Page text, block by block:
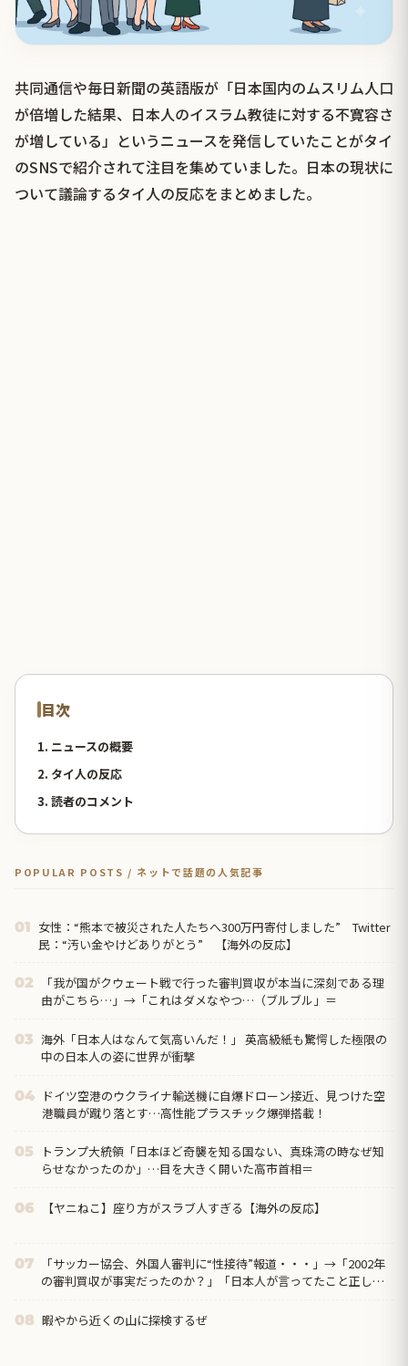
共同通信や毎日新聞の英語版が「日本国内のムスリム人口
が倍増した結果、日本人のイスラム教徒に対する不寛容さ
が増している」というニュースを発信していたことがタイ
のSNSで紹介されて注目を集めていました。日本の現状に
ついて議論するタイ人の反応をまとめました。
目次
1. ニュースの概要
2. タイ人の反応
3. 読者のコメント
POPULAR POSTS / ネットで話題の人気記事
01 女性：“熊本で被災された人たちへ300万円寄付しました” Twitter
民：“汚い金やけどありがとう” 【海外の反応】
02
「我が国がクウェート戦で行った審判買収が本当に深刻である理
由がこちら…」→「これはダメなやつ…（ブルブル」＝
03 海外「日本人はなんて気高いんだ！」 英高級紙も驚愕した極限の
中の日本人の姿に世界が衝撃
04
ドイツ空港のウクライナ輸送機に自爆ドローン接近、見つけた空
港職員が蹴り落とす…高性能プラスチック爆弾搭載！
05
トランプ大統領「日本ほど奇襲を知る国ない、真珠湾の時なぜ知
らせなかったのか」…目を大きく開いた高市首相＝
06 【ヤニねこ】座り方がスラブ人すぎる【海外の反応】
07
「サッカー協会、外国人審判に“性接待”報道・・・」→「2002年
の審判買収が事実だったのか？」「日本人が言ってたこと正しか
08 暇やから近くの山に探検するぜ